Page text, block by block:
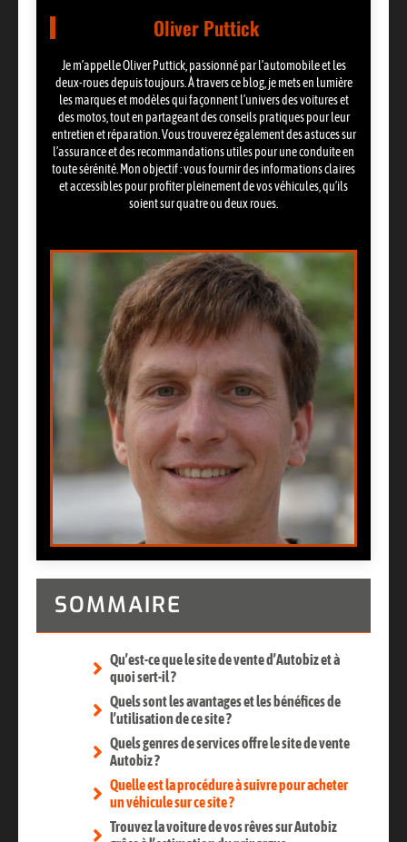
Oliver Puttick
Je m’appelle Oliver Puttick, passionné par l’automobile et les
deux-roues depuis toujours. À travers ce blog, je mets en lumière
les marques et modèles qui façonnent l’univers des voitures et
des motos, tout en partageant des conseils pratiques pour leur
entretien et réparation. Vous trouverez également des astuces sur
l’assurance et des recommandations utiles pour une conduite en
toute sérénité. Mon objectif : vous fournir des informations claires
et accessibles pour profiter pleinement de vos véhicules, qu’ils
soient sur quatre ou deux roues.
SOMMAIRE
Qu’est-ce que le site de vente d’Autobiz et à
quoi sert-il ?
Quels sont les avantages et les bénéfices de
l’utilisation de ce site ?
Quels genres de services offre le site de vente
Autobiz ?
Quelle est la procédure à suivre pour acheter
un véhicule sur ce site ?
Trouvez la voiture de vos rêves sur Autobiz